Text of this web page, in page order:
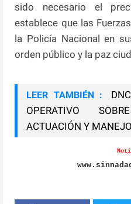
sido necesario el
establece que las
la Policía Nacional en
orden público y la paz
LEER TAMBIÉN :
OPERATIVO
ACTUACIÓN Y